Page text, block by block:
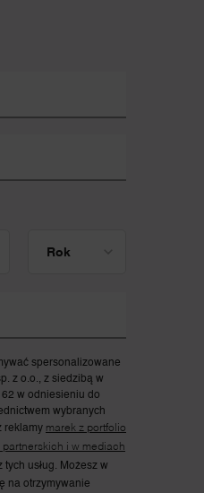
spersonalizowane
z o.o., z siedzibą w
62 w odniesieniu do
wybranych
reklamy marek z portfolio
i w mediach
usług. Możesz w
na otrzymywanie